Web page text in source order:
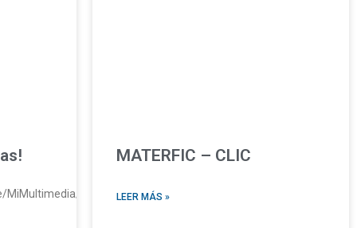
MiMultimedia/2026/ActivaciónFisica.mp4https://
MATERFIC – CLIC
LEER MÁS »